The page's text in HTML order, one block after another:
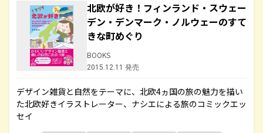
北欧が好き！フィンランド・スウェー
デン・デンマーク・ノルウェーのすて
きな町めぐり
BOOKS
2015.12.11 発売
デザイン雑貨と自然をテーマに、北欧4ヵ国の旅の魅力を描い
た北欧好きイラストレーター、ナシエによる旅のコミックエッ
セイ